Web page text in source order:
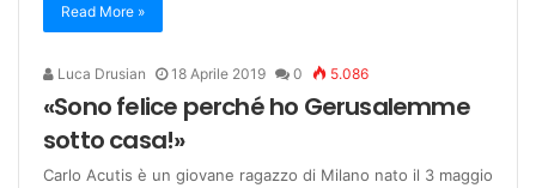
Read More »
Luca Drusian 18 Aprile 2019 0 5.086
«Sono felice perché ho Gerusalemme
sotto casa!»
Carlo Acutis è un giovane ragazzo di Milano nato il 3 maggio